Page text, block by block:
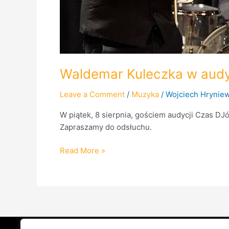
Waldemar Kuleczka w
Leave a Comment / Muzyka / Wojciech
W piątek, 8 sierpnia, gościem audycji Czas
Zapraszamy do odsłuchu.
Read More »